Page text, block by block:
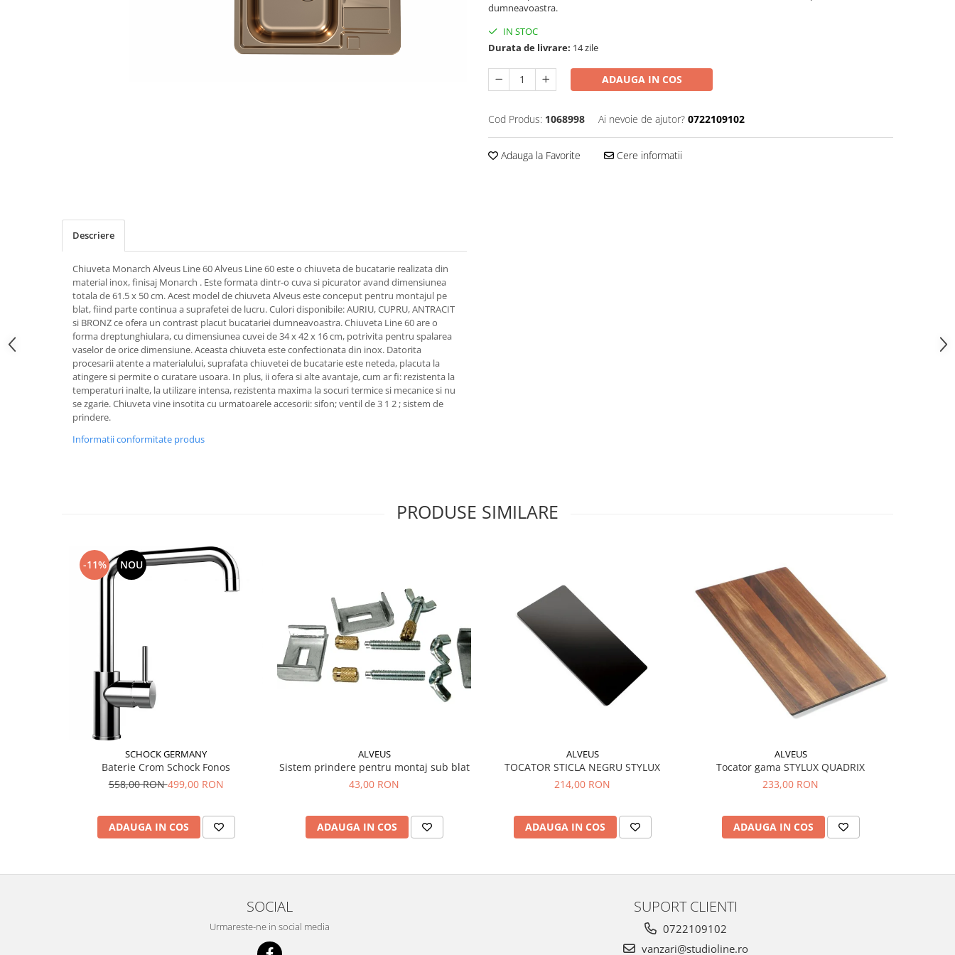
dumneavoastra.
IN STOC
Durata de livrare: 14 zile
ADAUGA IN COS
Cod Produs: 1068998 Ai nevoie de ajutor? 0722109102
Adauga la Favorite Cere informatii
Descriere
Chiuveta Monarch Alveus Line 60 Alveus Line 60 este o chiuveta de bucatarie realizata din
material inox, finisaj Monarch . Este formata dintr-o cuva si picurator avand dimensiunea
totala de 61.5 x 50 cm. Acest model de chiuveta Alveus este conceput pentru montajul pe
blat, fiind parte continua a suprafetei de lucru. Culori disponibile: AURIU, CUPRU, ANTRACIT
si BRONZ ce ofera un contrast placut bucatariei dumneavoastra. Chiuveta Line 60 are o
forma dreptunghiulara, cu dimensiunea cuvei de 34 x 42 x 16 cm, potrivita pentru spalarea
vaselor de orice dimensiune. Aceasta chiuveta este confectionata din inox. Datorita
procesarii atente a materialului, suprafata chiuvetei de bucatarie este neteda, placuta la
atingere si permite o curatare usoara. In plus, ii ofera si alte avantaje, cum ar fi: rezistenta la
temperaturi inalte, la utilizare intensa, rezistenta maxima la socuri termice si mecanice si nu
se zgarie. Chiuveta vine insotita cu urmatoarele accesorii: sifon; ventil de 3 1 2 ; sistem de
prindere.
Informatii conformitate produs
PRODUSE SIMILARE
-11% NOU
SCHOCK GERMANY
Baterie Crom Schock Fonos
558,00 RON499,00 RON
ADAUGA IN COS
ALVEUS
Sistem prindere pentru montaj sub blat
43,00 RON
ADAUGA IN COS
ALVEUS
TOCATOR STICLA NEGRU STYLUX
214,00 RON
ADAUGA IN COS
ALVEUS
Tocator gama STYLUX QUADRIX
233,00 RON
ADAUGA IN COS
SOCIAL
Urmareste-ne in social media
SUPORT CLIENTI
0722109102
vanzari@studioline.ro